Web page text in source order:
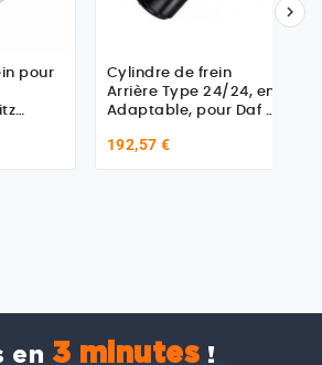
pour
Cylindre de frein
Arrière Type 24/24, en
Adaptable, pour Daf -
192,57 €

en 3 minutes !